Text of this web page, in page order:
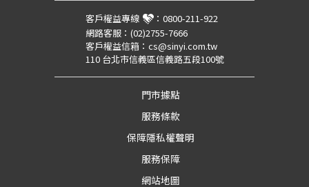
客戶權益專線 ： 0800-211-922
網路客服： (02)2755-7666
客戶權益信箱： cs@sinyi.com.tw
110 台北市信義區信義路五段100號
門市據點
服務條款
保障隱私權聲明
服務保障
網站地圖